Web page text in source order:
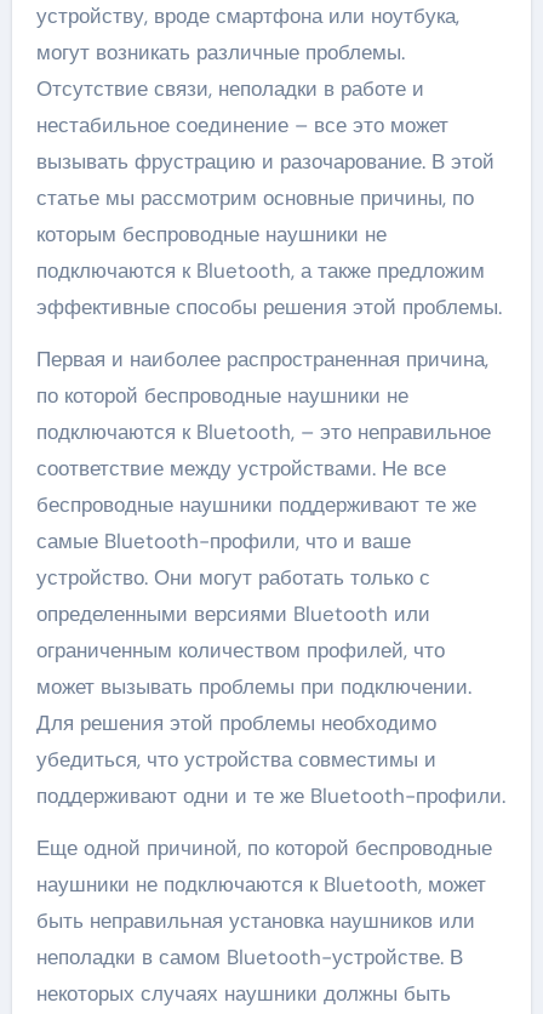
устройству, вроде смартфона или ноутбука,
могут возникать различные проблемы.
Отсутствие связи, неполадки в работе и
нестабильное соединение – все это может
вызывать фрустрацию и разочарование. В этой
статье мы рассмотрим основные причины, по
которым беспроводные наушники не
подключаются к Bluetooth, а также предложим
эффективные способы решения этой проблемы.
Первая и наиболее распространенная причина,
по которой беспроводные наушники не
подключаются к Bluetooth, – это неправильное
соответствие между устройствами. Не все
беспроводные наушники поддерживают те же
самые Bluetooth-профили, что и ваше
устройство. Они могут работать только с
определенными версиями Bluetooth или
ограниченным количеством профилей, что
может вызывать проблемы при подключении.
Для решения этой проблемы необходимо
убедиться, что устройства совместимы и
поддерживают одни и те же Bluetooth-профили.
Еще одной причиной, по которой беспроводные
наушники не подключаются к Bluetooth, может
быть неправильная установка наушников или
неполадки в самом Bluetooth-устройстве. В
некоторых случаях наушники должны быть